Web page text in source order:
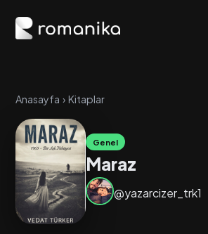
Anasayfa › Kitaplar
Genel
Maraz
@yazarcizer_trk1